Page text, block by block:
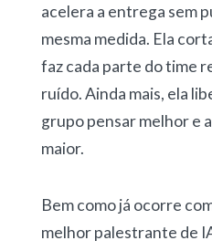
acelera a entrega sem
mesma medida. Ela
faz cada parte do time
ruído. Ainda mais, ela
grupo pensar melhor e
maior.
Bem como já ocorre
melhor palestrante de